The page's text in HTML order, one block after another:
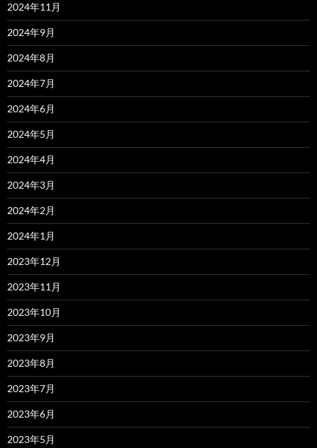
2024年11月
2024年9月
2024年8月
2024年7月
2024年6月
2024年5月
2024年4月
2024年3月
2024年2月
2024年1月
2023年12月
2023年11月
2023年10月
2023年9月
2023年8月
2023年7月
2023年6月
2023年5月